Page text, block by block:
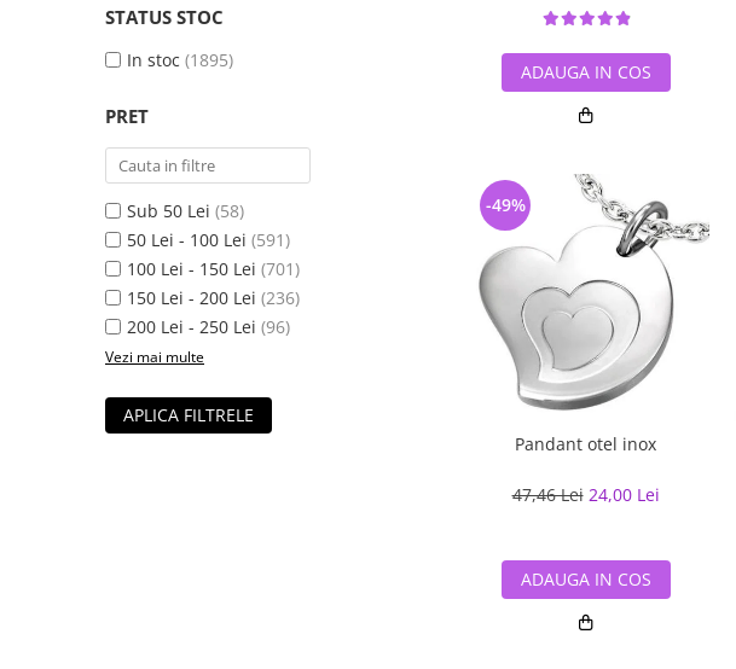
STATUS STOC
In stoc (1895)
PRET
Sub 50 Lei (58)
50 Lei - 100 Lei (591)
100 Lei - 150 Lei (701)
150 Lei - 200 Lei (236)
200 Lei - 250 Lei (96)
Vezi mai multe
APLICA FILTRELE
ADAUGA IN COS
Pandant otel inox
47,46 Lei 24,00 Lei
-49%
ADAUGA IN COS